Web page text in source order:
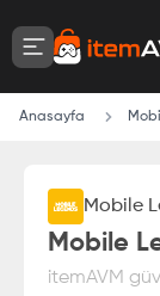
Anasayfa
Mobile
Mobile
itemAVM